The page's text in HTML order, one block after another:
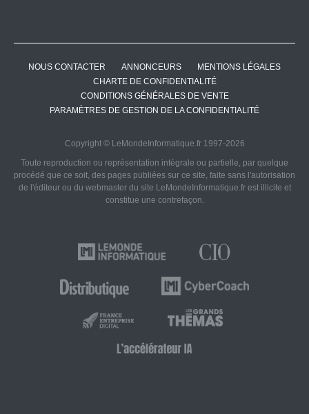
NOUS CONTACTER ANNONCEURS
MENTIONS LÉGALES
CHARTE DE CONFIDENTIALITÉ
CONDITIONS GÉNÉRALES DE VENTE
PARAMÈTRES DE GESTION DE LA CONFIDENTIALITÉ
Copyright © LeMondeInformatique.fr 1997-2026
Toute reproduction ou représentation intégrale ou partielle, par quelque
procédé que ce soit, des pages publiées sur ce site, faite sans l'autorisation
de l'éditeur ou du webmaster du site LeMondeInformatique.fr est illicite et
constitue une contrefaçon.